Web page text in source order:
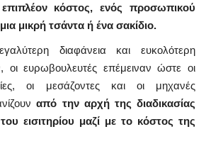
κόστος, ενός προσωπικού
μικρή τσάντα ή ένα σακίδιο.
διαφάνεια και ευκολότερη
οι ευρωβουλευτές επέμειναν ώστε οι
οι μεσάζοντες και οι μηχανές
από την αρχή της διαδικασίας
εισιτηρίου μαζί με το κόστος της